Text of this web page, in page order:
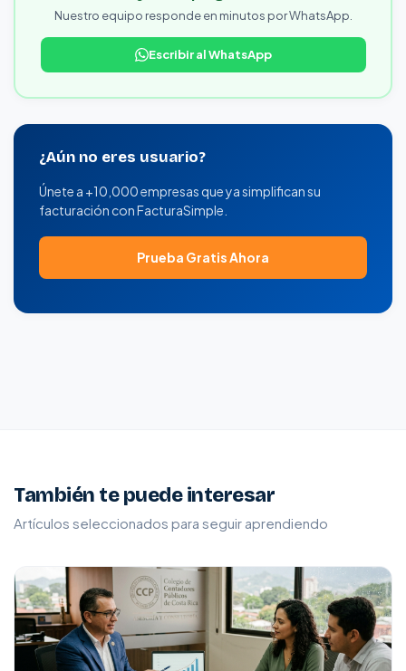
Nuestro equipo responde en minutos por WhatsApp.
Escribir al WhatsApp
¿Aún no eres usuario?
Únete a +10,000 empresas que ya simplifican su
facturación con FacturaSimple.
Prueba Gratis Ahora
También te puede interesar
Artículos seleccionados para seguir aprendiendo